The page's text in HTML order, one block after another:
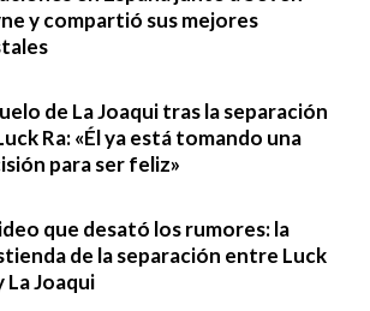
y compartió sus mejores
de La Joaqui tras la separación
Ra: «Él ya está tomando una
para ser feliz»
que desató los rumores: la
de la separación entre Luck
La Joaqui